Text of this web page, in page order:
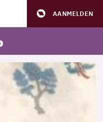
AANMELDEN